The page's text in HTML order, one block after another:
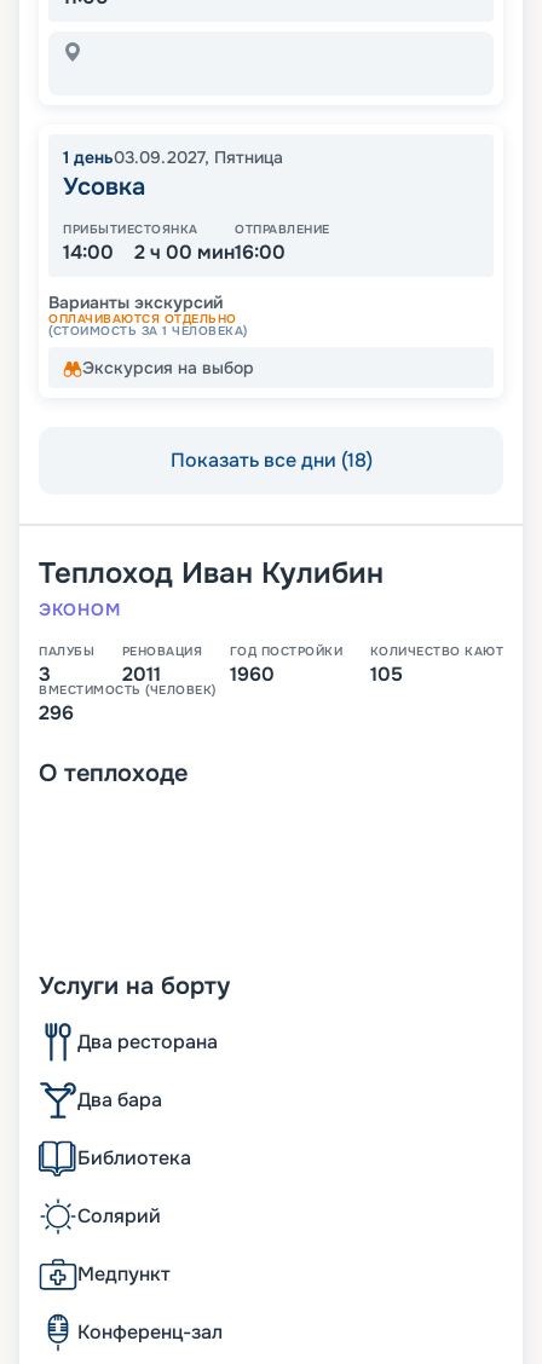
1 день03.09.2027, Пятница
Усовка
ПРИБЫТИЕ
14:00
СТОЯНКА
2 ч 00 мин
ОТПРАВЛЕНИЕ
16:00
Варианты экскурсий
ОПЛАЧИВАЮТСЯ ОТДЕЛЬНО
(СТОИМОСТЬ ЗА 1 ЧЕЛОВЕКА)
Экскурсия на выбор
Показать все дни (18)
Теплоход Иван Кулибин
ЭКОНОМ
ПАЛУБЫ
3
РЕНОВАЦИЯ
2011
ГОД ПОСТРОЙКИ
1960
КОЛИЧЕСТВО КАЮТ
105
ВМЕСТИМОСТЬ (ЧЕЛОВЕК)
296
О теплоходе
Услуги на борту
Два ресторана
Два бара
Библиотека
Солярий
Медпункт
Конференц-зал